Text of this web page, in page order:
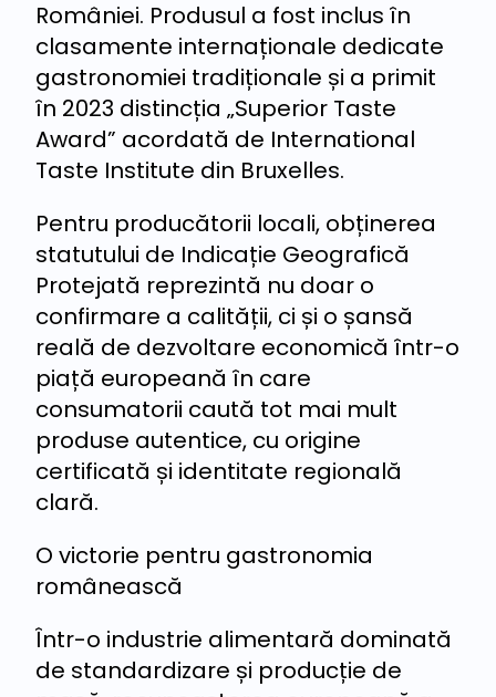
României. Produsul a fost inclus în
clasamente internaționale dedicate
gastronomiei tradiționale și a primit
în 2023 distincția „Superior Taste
Award” acordată de International
Taste Institute din Bruxelles.
Pentru producătorii locali, obținerea
statutului de Indicație Geografică
Protejată reprezintă nu doar o
confirmare a calității, ci și o șansă
reală de dezvoltare economică într-o
piață europeană în care
consumatorii caută tot mai mult
produse autentice, cu origine
certificată și identitate regională
clară.
O victorie pentru gastronomia
românească
Într-o industrie alimentară dominată
de standardizare și producție de